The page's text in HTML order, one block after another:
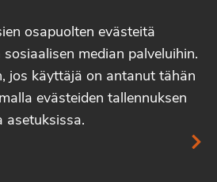
osapuolten evästeitä
median palveluihin.
jos käyttäjä on antanut tähän
evästeiden tallennuksen
asetuksissa.